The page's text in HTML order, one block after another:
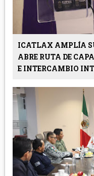
ICATLAX AMPLÍA
ABRE RUTA DE
E INTERCAMBIO